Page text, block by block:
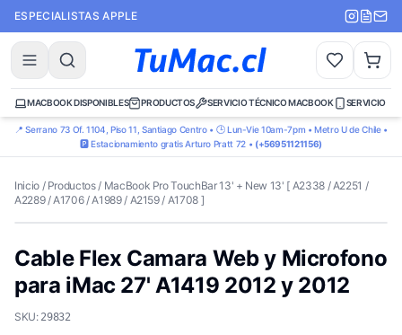
ESPECIALISTAS APPLE
MACBOOK DISPONIBLES PRODUCTOS SERVICIO TÉCNICO MACBOOK SERVICIO
📍 Serrano 73 Of. 1104, Piso 11, Santiago Centro • 🕒 Lun-Vie 10am-7pm • Metro U de Chile •
🅿️ Estacionamiento gratis Arturo Pratt 72 • (+56951121156)
Inicio/ Productos/ MacBook Pro TouchBar 13' + New 13' [ A2338 / A2251 /
A2289 / A1706 / A1989 / A2159 / A1708 ]
Cable Flex Camara Web y Microfono
para iMac 27' A1419 2012 y 2012
SKU: 29832